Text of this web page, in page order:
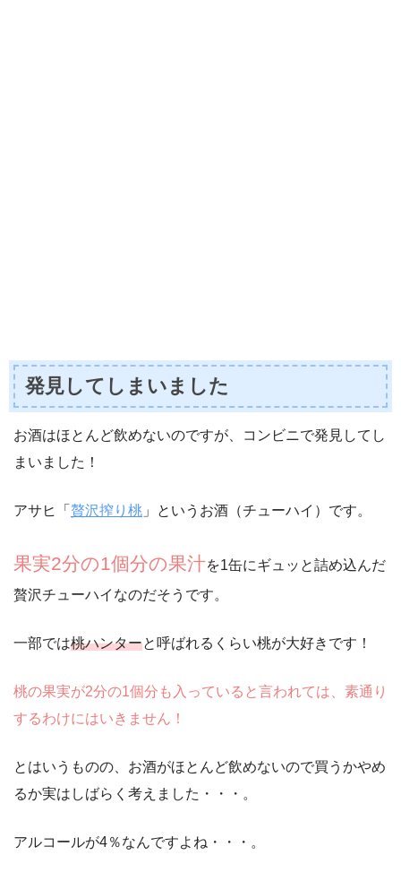
発見してしまいました
お酒はほとんど飲めないのですが、コンビニで発見してし
まいました！
アサヒ「 贅沢搾り桃 」というお酒（チューハイ）です。
果実2分の1個分の果汁を1缶にギュッと詰め込んだ
贅沢チューハイなのだそうです。
一部では桃ハンターと呼ばれるくらい桃が大好きです！
桃の果実が2分の1個分も入っていると言われては、素通り
するわけにはいきません！
とはいうものの、お酒がほとんど飲めないので買うかやめ
るか実はしばらく考えました・・・。
アルコールが4％なんですよね・・・。